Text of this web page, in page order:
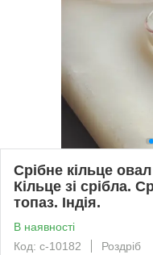
Срібне кільце
Кільце зі срібла.
топаз. Індія.
В наявності
Код: с-10182
Роздріб